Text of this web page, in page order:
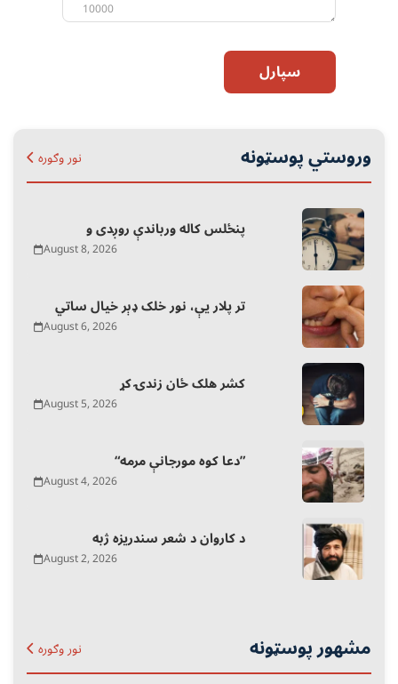
10000
سپارل
وروستي پوسټونه نور وګوره
پنځلس کاله ورباندې روږدی و
August 8, 2026
تر پلار یې، نور خلک ډېر خیال ساتي
August 6, 2026
کشر هلک ځان زندۍ کړ
August 5, 2026
“دعا کوه مورجانې مرمه”
August 4, 2026
د کاروان د شعر سندریزه ژبه
August 2, 2026
مشهور پوسټونه نور وګوره